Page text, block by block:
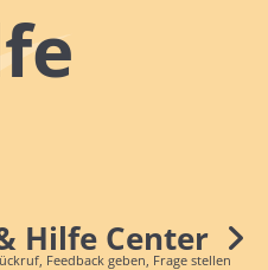
Hilfe Center
Feedback geben, Frage stellen